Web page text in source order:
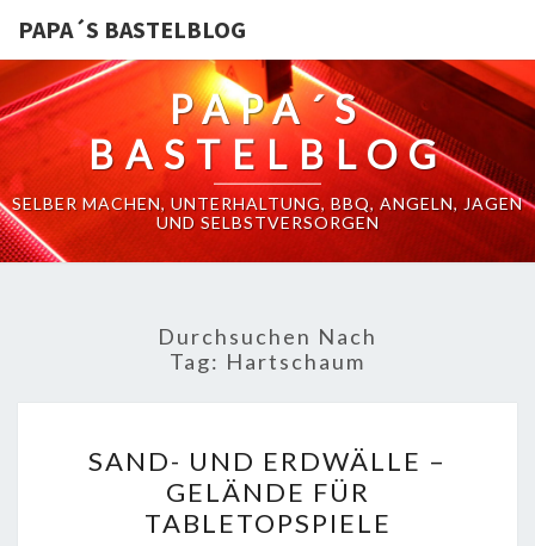
PAPA´S BASTELBLOG
PAPA´S
BASTELBLOG
SELBER MACHEN, UNTERHALTUNG, BBQ, ANGELN, JAGEN
UND SELBSTVERSORGEN
Durchsuchen Nach
Tag: Hartschaum
UND
ERDWÄLLE
–
SAND- UND ERDWÄLLE –
GELÄNDE FÜR
TABLETOPSPIELE